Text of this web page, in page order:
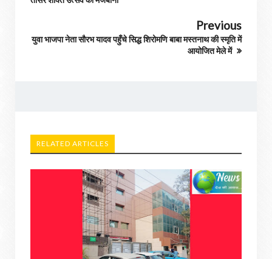
Previous
युवा भाजपा नेता सौरभ यादव पहुँचे सिद्ध शिरोमणि बाबा मस्तनाथ की स्मृति में
आयोजित मेले में
RELATED ARTICLES